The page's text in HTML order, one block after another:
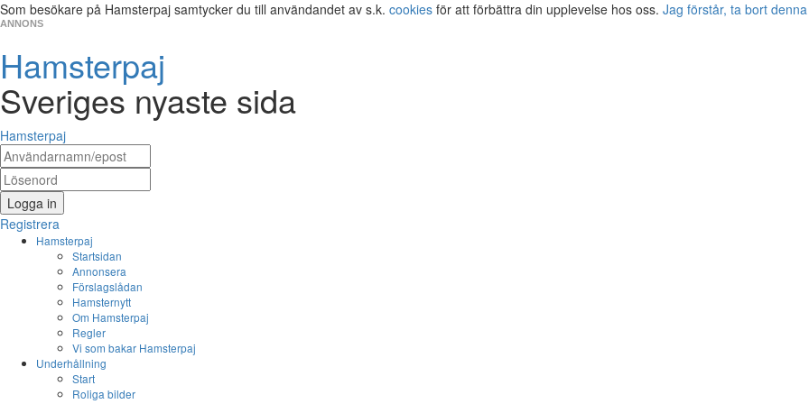
Som besökare på Hamsterpaj samtycker du till användandet av s.k. cookies för att förbättra din upplevelse hos oss. Jag förstår, ta bort
ANNONS
Hamsterpaj
Sveriges nyaste sida
Hamsterpaj
Logga in
Registrera
Hamsterpaj
Startsidan
Annonsera
Förslagslådan
Hamsternytt
Om Hamsterpaj
Regler
Vi som bakar Hamsterpaj
Underhållning
Start
Roliga bilder